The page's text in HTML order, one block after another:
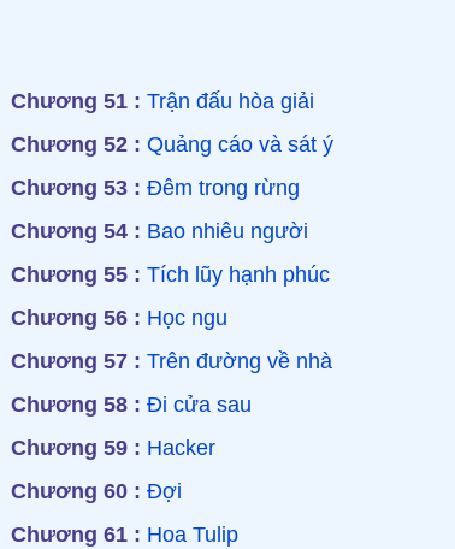
Chương 51 : Trận đấu hòa giải
Chương 52 : Quảng cáo và sát ý
Chương 53 : Đêm trong rừng
Chương 54 : Bao nhiêu người
Chương 55 : Tích lũy hạnh phúc
Chương 56 : Học ngu
Chương 57 : Trên đường về nhà
Chương 58 : Đi cửa sau
Chương 59 : Hacker
Chương 60 : Đợi
Chương 61 : Hoa Tulip